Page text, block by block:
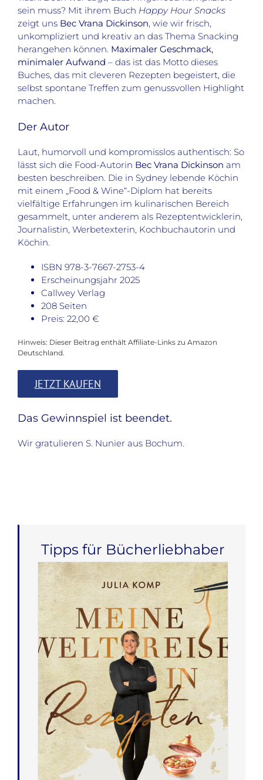
sein muss? Mit ihrem Buch Happy Hour Snacks
zeigt uns Bec Vrana Dickinson, wie wir frisch,
unkompliziert und kreativ an das Thema Snacking
herangehen können. Maximaler Geschmack,
minimaler Aufwand – das ist das Motto dieses
Buches, das mit cleveren Rezepten begeistert, die
selbst spontane Treffen zum genussvollen Highlight
machen.
Der Autor
Laut, humorvoll und kompromisslos authentisch: So
lässt sich die Food-Autorin Bec Vrana Dickinson am
besten beschreiben. Die in Sydney lebende Köchin
mit einem „Food & Wine“-Diplom hat bereits
vielfältige Erfahrungen im kulinarischen Bereich
gesammelt, unter anderem als Rezeptentwicklerin,
Journalistin, Werbetexterin, Kochbuchautorin und
Köchin.
ISBN 978-3-7667-2753-4
Erscheinungsjahr 2025
Callwey Verlag
208 Seiten
Preis: 22,00 €
Hinweis: Dieser Beitrag enthält Affiliate-Links zu Amazon
Deutschland.
JETZT KAUFEN
Das Gewinnspiel ist beendet.
Wir gratulieren S. Nunier aus Bochum.
Tipps für Bücherliebhaber